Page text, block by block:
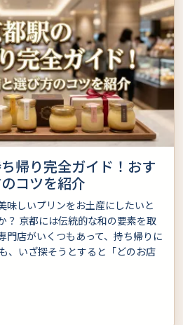
帰り完全ガイド！おす
コツを紹介
味しいプリンをお土産にしたいと
？ 京都には伝統的な和の要素を取
門店がいくつもあって、持ち帰りに
、いざ探そうとすると「どのお店